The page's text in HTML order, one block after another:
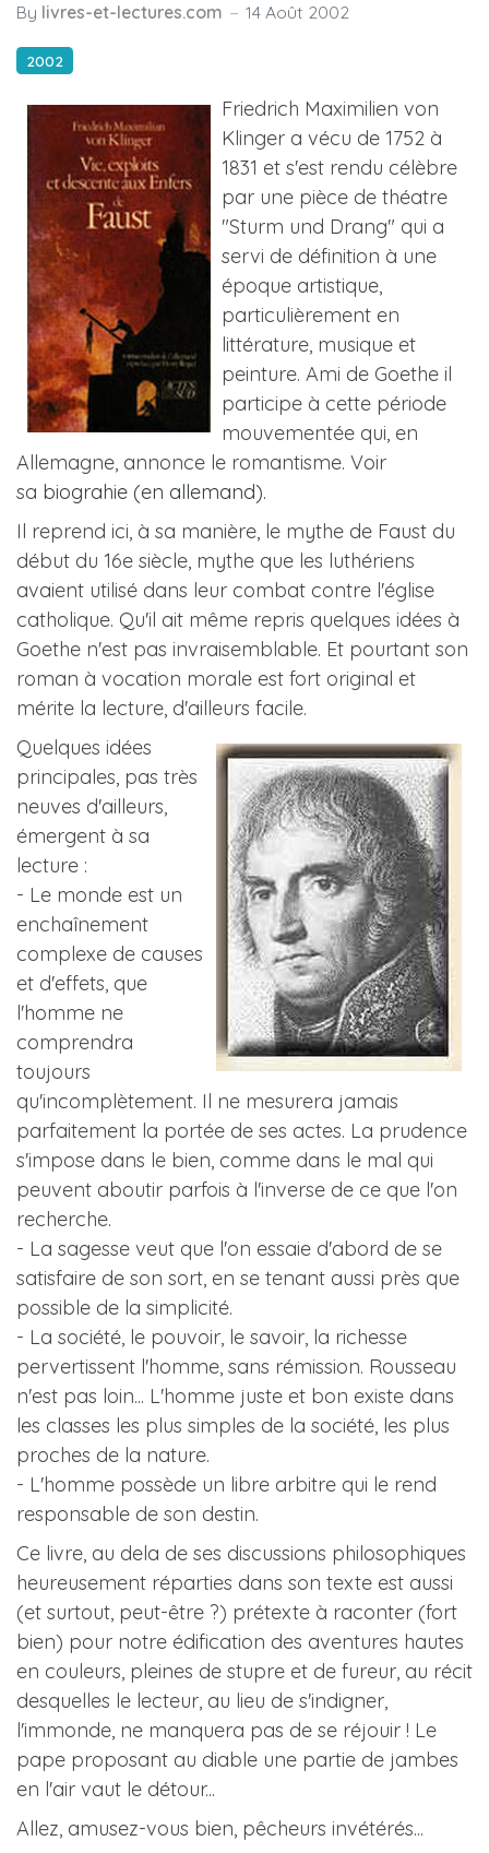
By livres-et-lectures.com 14 Août 2002
2002
Friedrich Maximilien von
Klinger a vécu de 1752 à
1831 et s'est rendu célèbre
par une pièce de théatre
"Sturm und Drang" qui a
servi de définition à une
époque artistique,
particulièrement en
littérature, musique et
peinture. Ami de Goethe il
participe à cette période
mouvementée qui, en
Allemagne, annonce le romantisme. Voir
sa biograhie (en allemand).
Il reprend ici, à sa manière, le mythe de Faust du
début du 16e siècle, mythe que les luthériens
avaient utilisé dans leur combat contre l'église
catholique. Qu'il ait même repris quelques idées à
Goethe n'est pas invraisemblable. Et pourtant son
roman à vocation morale est fort original et
mérite la lecture, d'ailleurs facile.
Quelques idées
principales, pas très
neuves d'ailleurs,
émergent à sa
lecture :
- Le monde est un
enchaînement
complexe de causes
et d'effets, que
l'homme ne
comprendra
toujours
qu'incomplètement. Il ne mesurera jamais
parfaitement la portée de ses actes. La prudence
s'impose dans le bien, comme dans le mal qui
peuvent aboutir parfois à l'inverse de ce que l'on
recherche.
- La sagesse veut que l'on essaie d'abord de se
satisfaire de son sort, en se tenant aussi près que
possible de la simplicité.
- La société, le pouvoir, le savoir, la richesse
pervertissent l'homme, sans rémission. Rousseau
n'est pas loin... L'homme juste et bon existe dans
les classes les plus simples de la société, les plus
proches de la nature.
- L'homme possède un libre arbitre qui le rend
responsable de son destin.
Ce livre, au dela de ses discussions philosophiques
heureusement réparties dans son texte est aussi
(et surtout, peut-être ?) prétexte à raconter (fort
bien) pour notre édification des aventures hautes
en couleurs, pleines de stupre et de fureur, au récit
desquelles le lecteur, au lieu de s'indigner,
l'immonde, ne manquera pas de se réjouir ! Le
pape proposant au diable une partie de jambes
en l'air vaut le détour...
Allez, amusez-vous bien, pêcheurs invétérés...